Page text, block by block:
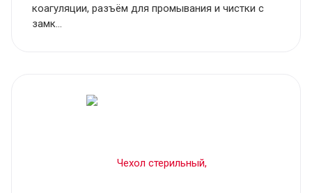
коагуляции, разъём для промывания и чистки с
замк...